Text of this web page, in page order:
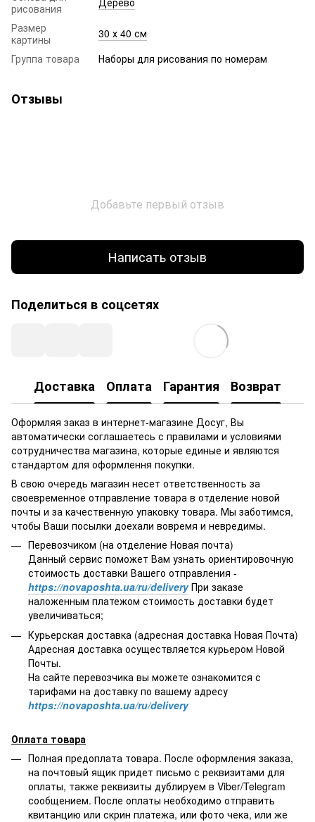
рисования
Размер
картины
30 х 40 см
Группа товара
Наборы для рисования по номерам
Отзывы
Добавьте первый отзыв
Написать отзыв
Поделиться в соцсетях
Доставка Оплата Гарантия Возврат
Оформляя заказ в интернет-магазине Досуг, Вы
автоматически соглашаетесь с правилами и условиями
сотрудничества магазина, которые единые и являются
стандартом для оформлення покупки.
В свою очередь магазин несет ответственность за
своевременное отправление товара в отделение новой
почты и за качественную упаковку товара. Мы заботимся,
чтобы Ваши посылки доехали вовремя и невредимы.
Перевозчиком (на отделение Новая почта)
Данный сервис поможет Вам узнать ориентировочную
стоимость доставки Вашего отправления -
https://novaposhta.ua/ru/deliveryПри заказе
наложенным платежом стоимость доставки будет
увеличиваться;
Курьерская доставка (адресная доставка Новая Почта)
Адресная доставка осуществляется курьером Новой
Почты.
На сайте перевозчика вы можете ознакомится с
тарифами на доставку по вашему адресу
https://novaposhta.ua/ru/delivery
Оплата товара
Полная предоплата товара. После оформления заказа,
на почтовый ящик придет письмо с реквизитами для
оплаты, также реквизиты дублируем в Viber/Telegram
сообщением. После оплаты необходимо отправить
квитанцию или скрин платежа, или фото чека, или же